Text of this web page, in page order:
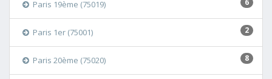
6
Paris 19ème (75019)
2
Paris 1er (75001)
8
Paris 20ème (75020)